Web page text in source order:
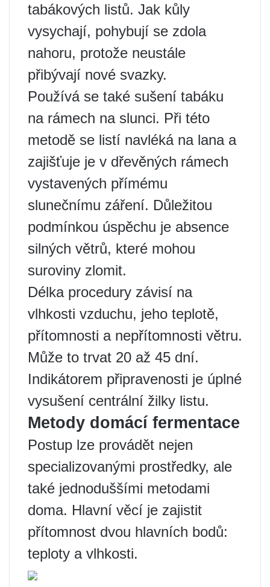
tabákových listů. Jak kůly
vysychají, pohybují se zdola
nahoru, protože neustále
přibývají nové svazky.
Používá se také sušení tabáku
na rámech na slunci. Při této
metodě se listí navléká na lana a
zajišťuje je v dřevěných rámech
vystavených přímému
slunečnímu záření. Důležitou
podmínkou úspěchu je absence
silných větrů, které mohou
suroviny zlomit.
Délka procedury závisí na
vlhkosti vzduchu, jeho teplotě,
přítomnosti a nepřítomnosti větru.
Může to trvat 20 až 45 dní.
Indikátorem připravenosti je úplné
vysušení centrální žilky listu.
Metody domácí fermentace
Postup lze provádět nejen
specializovanými prostředky, ale
také jednoduššími metodami
doma. Hlavní věcí je zajistit
přítomnost dvou hlavních bodů:
teploty a vlhkosti.